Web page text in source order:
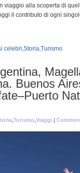
viaggio alla scoperta di
il contributo di ogni
celebri,Storia,Turismo
Buenos
,Turismo,Viaggi |